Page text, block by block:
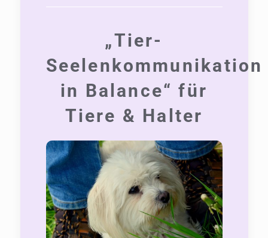
„Tier-
Seelenkommunikation
in Balance“ für
Tiere & Halter